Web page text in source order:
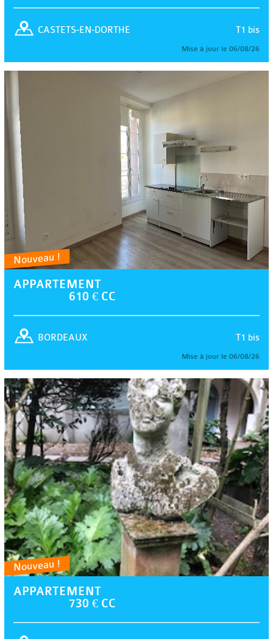
T1 bis
CASTETS-EN-DORTHE
Mise à jour le 06/08/26
Nouveau !
APPARTEMENT
610 € CC
T1 bis
BORDEAUX
Mise à jour le 06/08/26
Nouveau !
APPARTEMENT
730 € CC